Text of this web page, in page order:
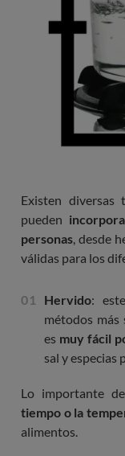
Existen diversas
pueden
personas, desde
válidas para los
Hervido:
métodos más
es muy fácil
sal y especias
Lo importante
tiempo o la
alimentos.